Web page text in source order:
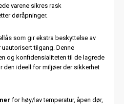
varene sikres rask
døråpninger.
som gir ekstra beskyttelse av
tilgang. Denne
og konfidensialiteten til de lagrede
den ideell for miljøer der sikkerhet
for høy/lav temperatur, åpen dør,